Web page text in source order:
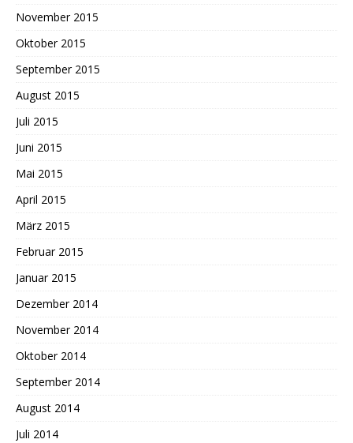
November 2015
Oktober 2015
September 2015
August 2015
Juli 2015
Juni 2015
Mai 2015
April 2015
März 2015
Februar 2015
Januar 2015
Dezember 2014
November 2014
Oktober 2014
September 2014
August 2014
Juli 2014